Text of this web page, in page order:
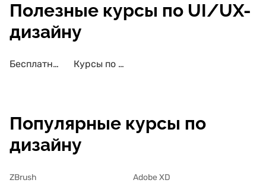
Полезные курсы по UI/UX-
дизайну
Бесплатные курсы по UI/UX-дизайну Курсы по UI/UX-дизайну с трудоустройством
Популярные курсы по
дизайну
ZBrush
Adobe XD